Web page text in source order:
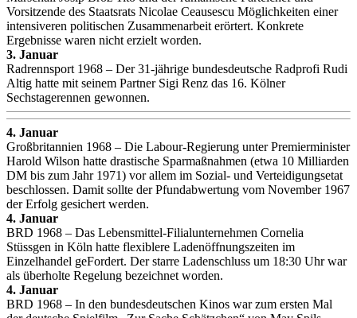
Vorsitzende des Staatsrats Nicolae Ceausescu Möglichkeiten einer
intensiveren politischen Zusammenarbeit erörtert. Konkrete
Ergebnisse waren nicht erzielt worden.
3. Januar
Radrennsport 1968 – Der 31-jährige bundesdeutsche Radprofi Rudi
Altig hatte mit seinem Partner Sigi Renz das 16. Kölner
Sechstagerennen gewonnen.
4. Januar
Großbritannien 1968 – Die Labour-Regierung unter Premierminister
Harold Wilson hatte drastische Sparmaßnahmen (etwa 10 Milliarden
DM bis zum Jahr 1971) vor allem im Sozial- und Verteidigungsetat
beschlossen. Damit sollte der Pfundabwertung vom November 1967
der Erfolg gesichert werden.
4. Januar
BRD 1968 – Das Lebensmittel-Filialunternehmen Cornelia
Stüssgen in Köln hatte flexiblere Ladenöffnungszeiten im
Einzelhandel geFordert. Der starre Ladenschluss um 18:30 Uhr war
als überholte Regelung bezeichnet worden.
4. Januar
BRD 1968 – In den bundesdeutschen Kinos war zum ersten Mal